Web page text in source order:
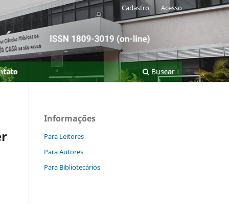
Buscar
Cadastro Acesso
Informações
Para Leitores
Para Autores
Para Bibliotecários